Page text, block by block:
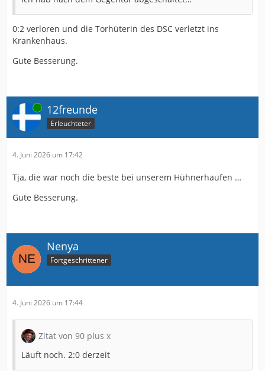
0:2 verloren und die Torhüterin des DSC verletzt ins
Krankenhaus.
Gute Besserung.
Online 12freunde
Erleuchteter
4. Juni 2026 um 17:42
Tja, die war noch die beste bei unserem Hühnerhaufen …
Gute Besserung.
Nenya
Fortgeschrittener
4. Juni 2026 um 17:44
Zitat von 90 plus x
Läuft noch. 2:0 derzeit